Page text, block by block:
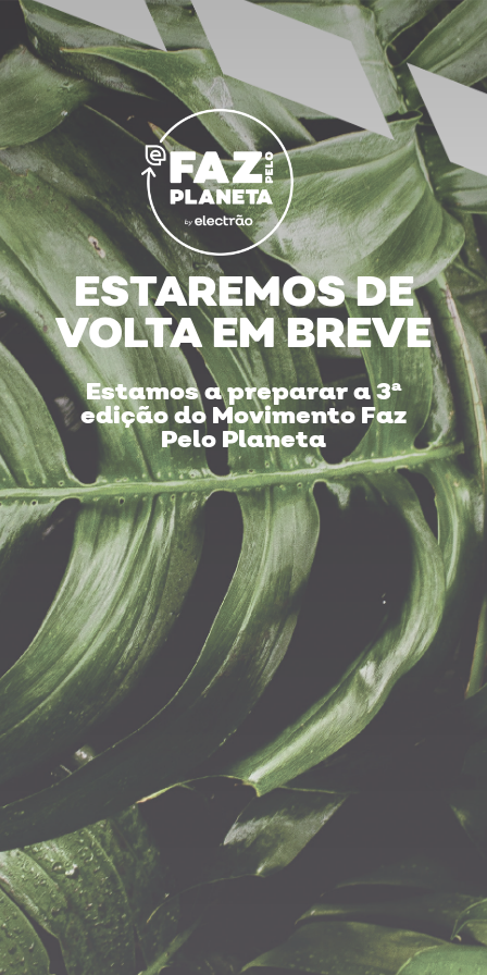
ESTAREMOS DE
VOLTA EM BREVE
Estamos a preparar a 3ª
edição do Movimento Faz
Pelo Planeta